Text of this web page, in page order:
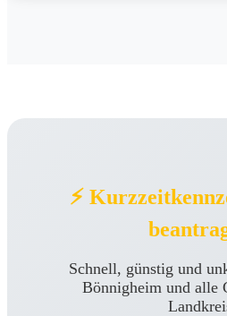
⚡
Schnell, günstig und
Bönnigheim und alle